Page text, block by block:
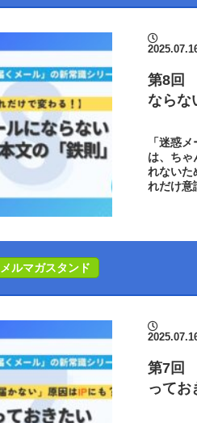
第8回
ならな
「迷惑
は、ちゃ
れないた
れだけ意
メルマガスタンド
第7回
ってお